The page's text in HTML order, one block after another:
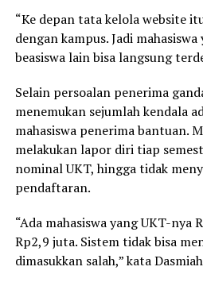
“Ke depan tata kelola website
dengan kampus. Jadi
beasiswa lain bisa langsung
Selain persoalan penerima
menemukan sejumlah kendala
mahasiswa penerima bantuan.
melakukan lapor diri tiap
nominal UKT, hingga tidak
pendaftaran.
“Ada mahasiswa yang UKT-
Rp2,9 juta. Sistem tidak bisa
dimasukkan salah,” kata